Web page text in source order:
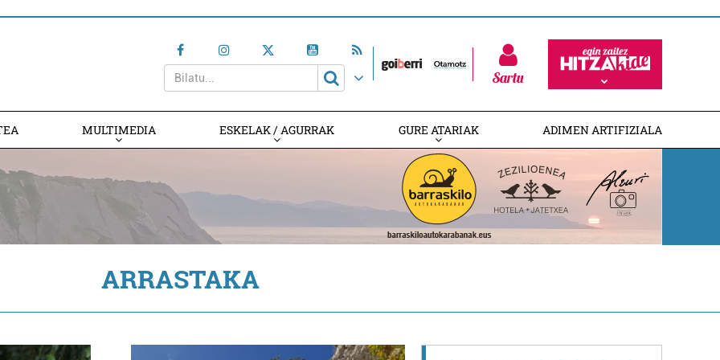
Sartu
MULTIMEDIA ESKELAK / AGURRAK GURE ATARIAK ADIMEN ARTIFIZIALA
ARRASTAKA